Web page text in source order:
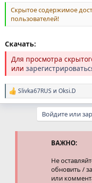
Скрытое содержимое
пользователей!
Скачать:
Для просмотра
или
Р
е
Slivka67RUS и Oksi.D
Войдите или
ВАЖНО:
Не
обновить /
или